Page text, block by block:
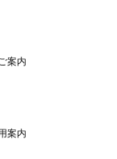
案内
案内